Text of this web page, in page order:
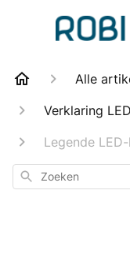
Alle
Verklaring
Legende
Zoeken